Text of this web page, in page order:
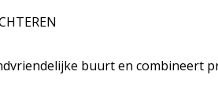
buurt en combineert